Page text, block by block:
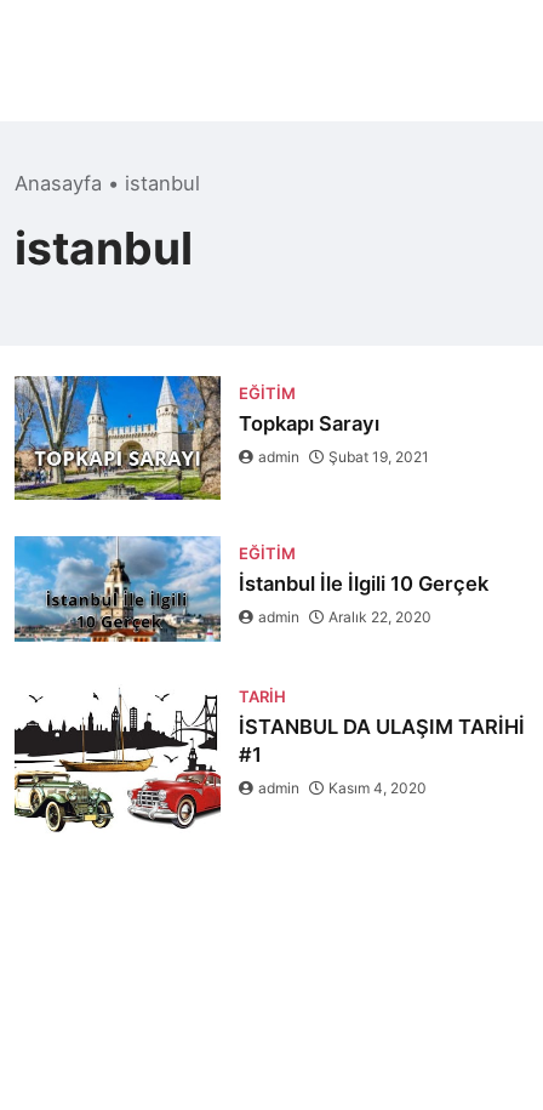
Anasayfa • istanbul
istanbul
EĞITIM
Topkapı Sarayı
admin Şubat 19, 2021
EĞITIM
İstanbul İle İlgili 10 Gerçek
admin Aralık 22, 2020
TARIH
İSTANBUL DA ULAŞIM TARİHİ
#1
admin Kasım 4, 2020